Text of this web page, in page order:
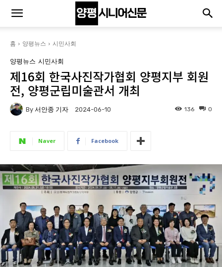
홈 양평뉴스 시민사회
양평뉴스 시민사회
제16회 한국사진작가협회 양평지부 회원
전, 양평군립미술관서 개최
By 서안종 기자 2024-06-10 0
136
Naver Facebook